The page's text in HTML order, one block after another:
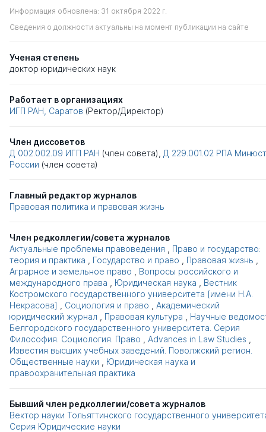
Информация обновлена: 31 октября 2022 г.
Сведения о должности актуальны на момент публикации на сайте
Ученая степень
доктор юридических наук
Работает в организациях
ИГП РАН, Саратов (Ректор/Директор)
Член диссоветов
Д 002.002.09 ИГП РАН (член совета), Д 229.001.02 РПА
России (член совета)
Главный редактор журналов
Правовая политика и правовая жизнь
Член редколлегии/совета журналов
Актуальные проблемы правоведения
Право и государство:
теория и практика
Государство и право Правовая жизнь
Аграрное и земельное право
Вопросы российского и
международного права
Юридическая наука
Вестник
Костромского государственного университета [имени Н.А.
Некрасова]
Социология и право
Академический
юридический журнал
Правовая культура
Научные
Белгородского государственного университета. Серия
Философия. Социология. Право
Advances in Law Studies
Известия высших учебных заведений. Поволжский регион.
Общественные науки
Юридическая наука и
правоохранительная практика
Бывший член редколлегии/совета журналов
Вектор науки Тольяттинского государственного
Серия Юридические науки